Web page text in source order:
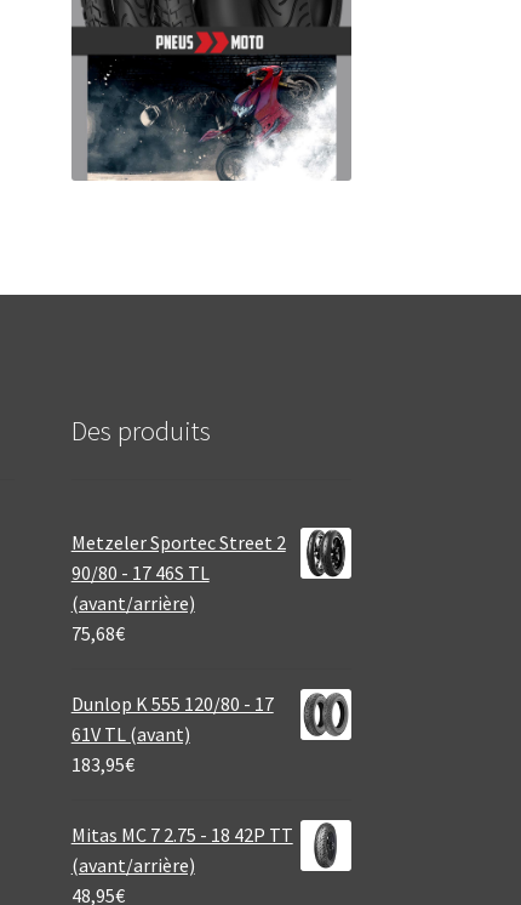
Des produits
Metzeler Sportec Street 2
90/80 - 17 46S TL
(avant/arrière)
75,68€
Dunlop K 555 120/80 - 17
61V TL (avant)
183,95€
Mitas MC 7 2.75 - 18 42P TT
(avant/arrière)
48,95€